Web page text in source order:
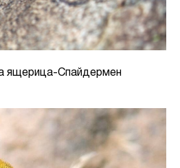
ящерица-Спайдермен